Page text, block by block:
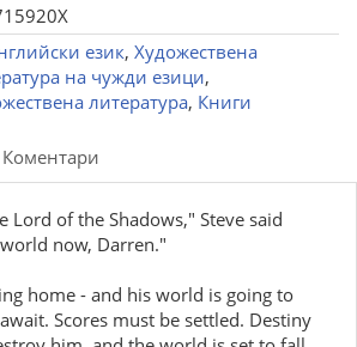
език, Художествена
на чужди езици,
литература, Книги
Коментари
Lord of the Shadows," Steve said
now, Darren."
home - and his world is going to
Scores must be settled. Destiny